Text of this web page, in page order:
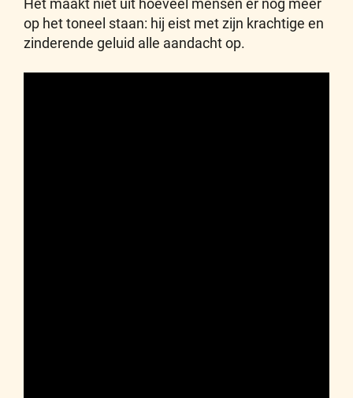
Het maakt niet uit hoeveel mensen er nog meer
op het toneel staan: hij eist met zijn krachtige en
zinderende geluid alle aandacht op.